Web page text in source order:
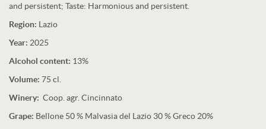
and persistent; Taste: Harmonious and persistent.
Region: Lazio
Year: 2025
Alcohol content: 13%
Volume: 75 cl.
Winery: Coop. agr. Cincinnato
Grape: Bellone 50 % Malvasia del Lazio 30 % Greco 20%